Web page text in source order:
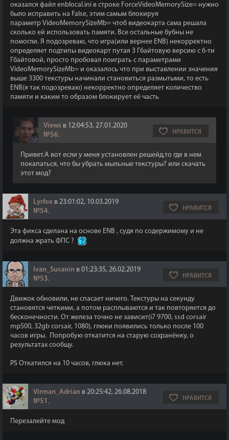
оказался файл enblocal.ini в строке ForceVideoMemorySize= нужно
было исправить на False, этим самым блокируя
параметр VideoMemorySizeMb= чтоб видеокарта сама решала
сколько ей использовать памяти. Все остальные бубны не
помогли. Я подозреваю, что игра(или вернее ENB) некорректно
определяет подтипы видеокарт путая 3 Гбайтовую версию с 6-ти
Гбайтовой, просто пробовал поиграть с параметрами
VideoMemorySizeMb= и оказалось что при выставлении значения
выше 3300 текстуры начинали становиться размытыми, то есть
ENB(я так подозреваю) некорректно определяет количество
памяти и каким то образом блокирует её часть
Views в 12:04:53, 27.01.2020
№56, НРАВИТСЯ
Привет.А вот если у меня установлен решейд,то где в нем
покапаться, что бы убрать мыльные текстуры? или скачать
этот мод?
Lyrfox в 23:01:02, 10.03.2019
№54, НРАВИТСЯ
Эта фикса сделана на основе ENB , судя по содержимому и не
должна жрать ФПС ?
Ivan_Susanin в 01:23:35, 26.02.2019
№53, НРАВИТСЯ
Движок обновили, не спасает ничего. Текстуры на секунду
становятся четкими, а потом расплываются и так повторяется до
бесконечности. От железа точно не зависит(i7 9700, ssd corsair
mp500, 32gb corsair, 1080), глюки появились только после 100
часов игры. Попробую откатится на старую сохранёнку, о
результатах сообщу.
PS Откатился на 10 часов, глюка нет.
Virman_Adrian в 20:25:42, 26.08.2018
№51 , НРАВИТСЯ
Перезалейте мод